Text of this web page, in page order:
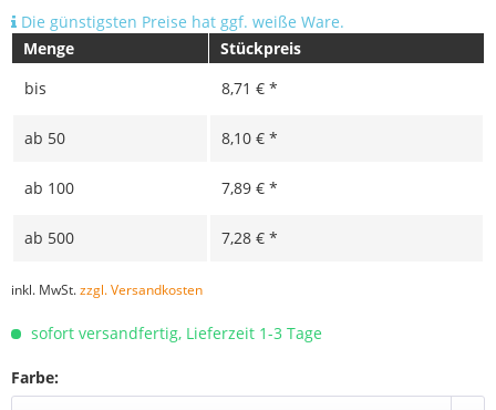
Die günstigsten Preise hat ggf. weiße Ware.
Menge
Stückpreis
bis
8,71 € *
ab 50 8,10 € *
ab 100 7,89 € *
ab 500 7,28 € *
inkl. MwSt.zzgl. Versandkosten
sofort versandfertig, Lieferzeit 1-3 Tage
Farbe: